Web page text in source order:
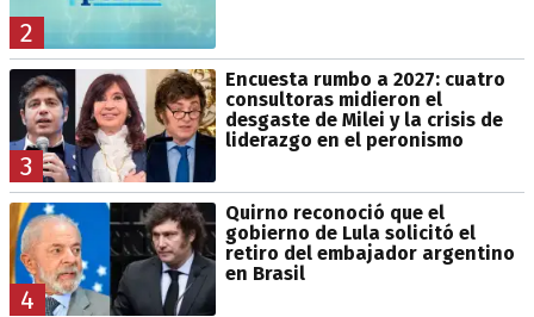
2
3
Encuesta rumbo a 2027: cuatro
consultoras midieron el
desgaste de Milei y la crisis de
liderazgo en el peronismo
4
Quirno reconoció que el
gobierno de Lula solicitó el
retiro del embajador argentino
en Brasil